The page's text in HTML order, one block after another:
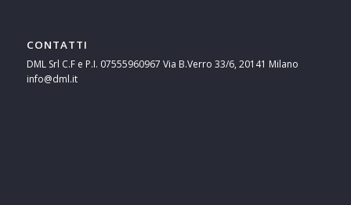
CONTATTI
DML Srl C.F e P.I. 07555960967 Via B.Verro 33/6, 20141 Milano
info@dml.it